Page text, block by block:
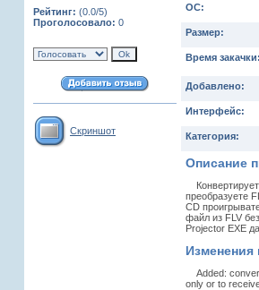
Рейтинг: (0.0/5)
Проголосовало: 0
Скриншот
ОС:
Размер:
Время закачки:
Добавлено:
Интерфейс:
Категория:
Описание
преобразуете
CD
файл из FLV
Projector EXE
Изменения
Added:
only or to